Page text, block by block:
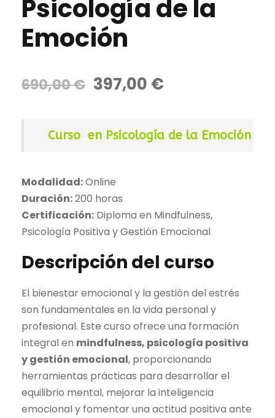
Psicología de la
Emoción
690,00€
E
i
o
o
r
g
n
a
l
e
r
a
:
6
397,00 €
a
c
u
l
e
s
:
3
9
7
,
Curso en Psicología de la Emoción
Modalidad:Online
Duración:200 horas
Certificación: Diploma en Mindfulness,
Psicología Positiva y Gestión Emocional
Descripción del curso
El bienestar emocional y la gestión del estrés
son fundamentales en la vida personal y
profesional. Este curso ofrece una formación
integral en mindfulness, psicología positiva
y gestión emocional, proporcionando
herramientas prácticas para desarrollar el
equilibrio mental, mejorar la inteligencia
emocional y fomentar una actitud positiva ante